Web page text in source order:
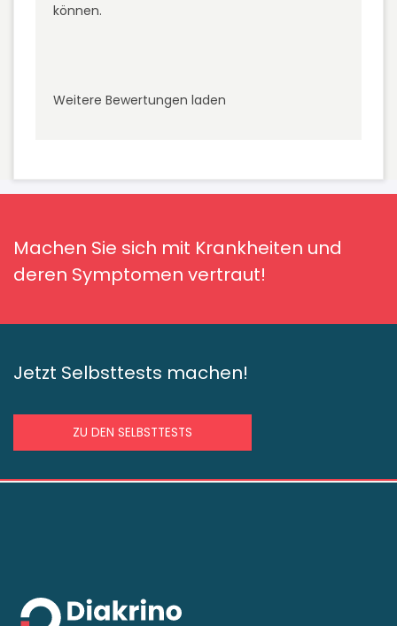
können.
Weitere Bewertungen laden
Machen Sie sich mit Krankheiten und
deren Symptomen vertraut!
Jetzt Selbsttests machen!
ZU DEN SELBSTTESTS